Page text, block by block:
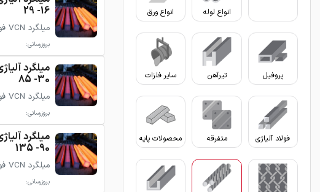
انواع لوله
انواع ورق
پروفیل تیرآهن سایر فلزات
فولاد آلیاژی متفرقه محصولات پایه
16- 29
میلگرد VCN فولاد آلیاژی ایران
بروزرسانی:
30- 85
میلگرد VCN فولاد آلیاژی ایران
بروزرسانی:
90- 135
میلگرد VCN فولاد آلیاژی ایران
بروزرسانی: